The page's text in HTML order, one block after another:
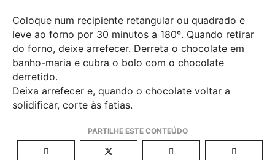
Coloque num recipiente retangular ou quadrado e
leve ao forno por 30 minutos a 180º. Quando retirar
do forno, deixe arrefecer. Derreta o chocolate em
banho-maria e cubra o bolo com o chocolate
derretido.
Deixa arrefecer e, quando o chocolate voltar a
solidificar, corte às fatias.